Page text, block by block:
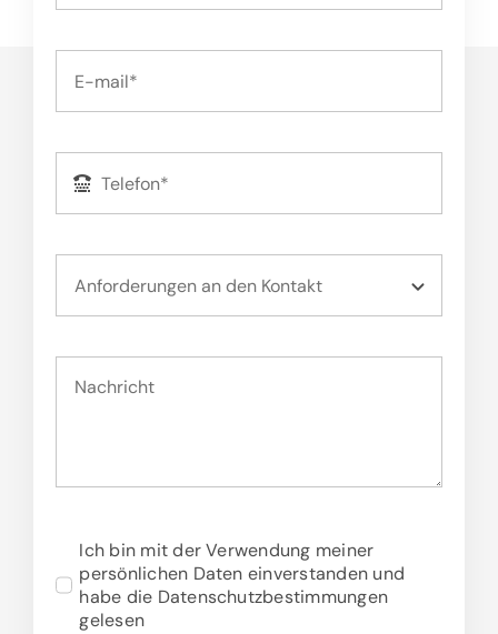
Ich bin mit der Verwendung meiner
persönlichen Daten einverstanden und
habe die Datenschutzbestimmungen
gelesen